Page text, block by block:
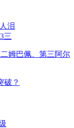
泪
三
姆巴佩、第三阿尔
破？